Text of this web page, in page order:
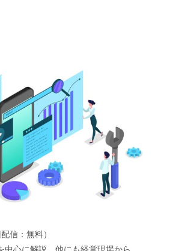
信：無料）
中心に解説。他にも経営現場から